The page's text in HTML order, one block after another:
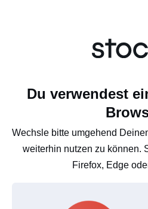
Du verwendest
Wechsle bitte umgehend
weiterhin nutzen zu können.
Firefox, Edge